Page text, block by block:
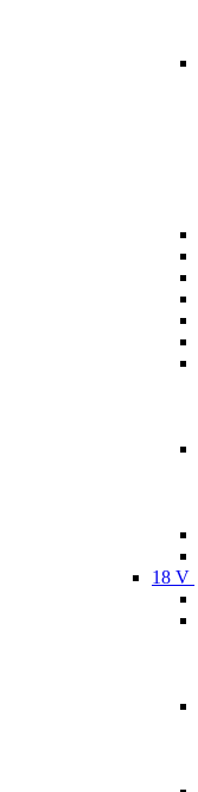
18 V